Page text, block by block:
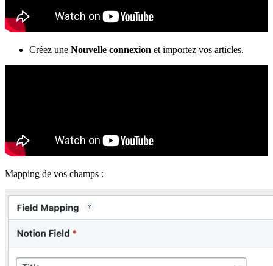
Créez une Nouvelle connexion et importez vos articles.
Mapping de vos champs :